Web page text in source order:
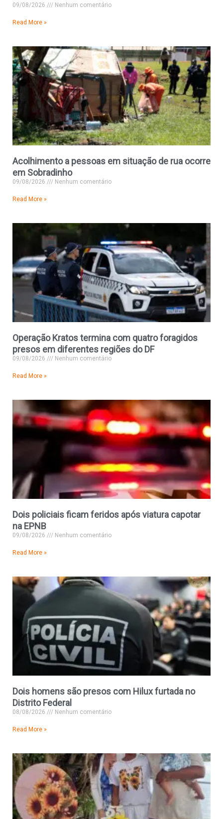
09/08/2026 Nenhum comentário
Read More »
Acolhimento a pessoas em situação de rua ocorre
em Sobradinho
09/08/2026 Nenhum comentário
Read More »
Operação Kratos termina com quatro foragidos
presos em diferentes regiões do DF
09/08/2026 Nenhum comentário
Read More »
Dois policiais ficam feridos após viatura capotar
na EPNB
09/08/2026 Nenhum comentário
Read More »
Dois homens são presos com Hilux furtada no
Distrito Federal
08/08/2026 Nenhum comentário
Read More »